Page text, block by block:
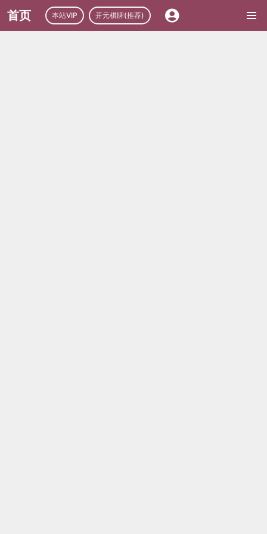
首页 本站VIP 开元棋牌(推荐)